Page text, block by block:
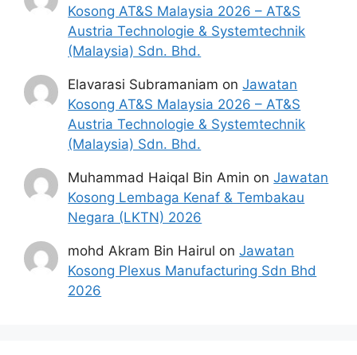
Kosong AT&S Malaysia 2026 – AT&S
Austria Technologie & Systemtechnik
(Malaysia) Sdn. Bhd.
Elavarasi Subramaniam onJawatan
Kosong AT&S Malaysia 2026 – AT&S
Austria Technologie & Systemtechnik
(Malaysia) Sdn. Bhd.
Muhammad Haiqal Bin Amin onJawatan
Kosong Lembaga Kenaf & Tembakau
Negara (LKTN) 2026
mohd Akram Bin Hairul onJawatan
Kosong Plexus Manufacturing Sdn Bhd
2026